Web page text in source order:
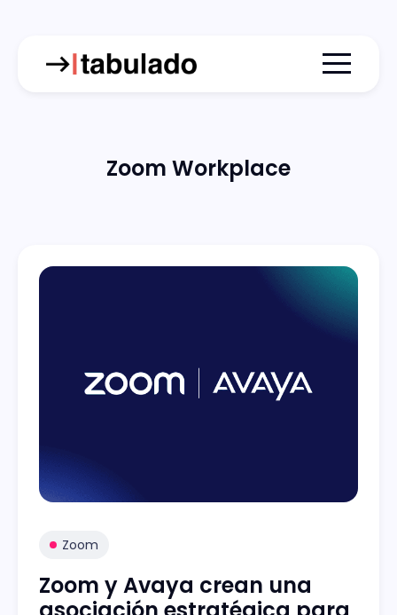
Menu
Zoom Workplace
Zoom
Zoom y Avaya crean una